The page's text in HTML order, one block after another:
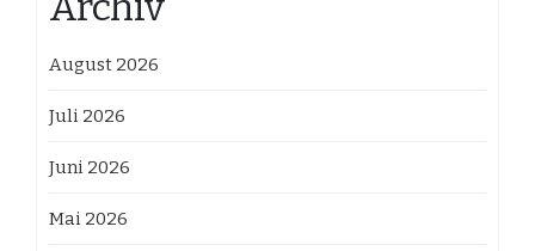
August 2026
Juli 2026
Juni 2026
Mai 2026